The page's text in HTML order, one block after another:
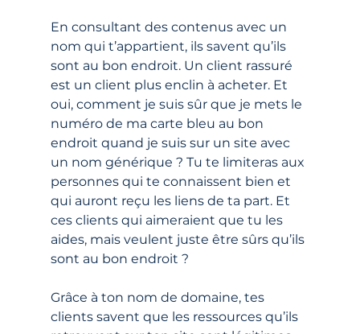
En consultant des contenus avec un
nom qui t’appartient, ils savent qu’ils
sont au bon endroit. Un client rassuré
est un client plus enclin à acheter. Et
oui, comment je suis sûr que je mets le
numéro de ma carte bleu au bon
endroit quand je suis sur un site avec
un nom générique ? Tu te limiteras aux
personnes qui te connaissent bien et
qui auront reçu les liens de ta part. Et
ces clients qui aimeraient que tu les
aides, mais veulent juste être sûrs qu’ils
sont au bon endroit ?
Grâce à ton nom de domaine, tes
clients savent que les ressources qu’ils